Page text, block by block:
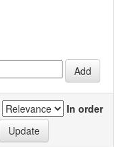
In order